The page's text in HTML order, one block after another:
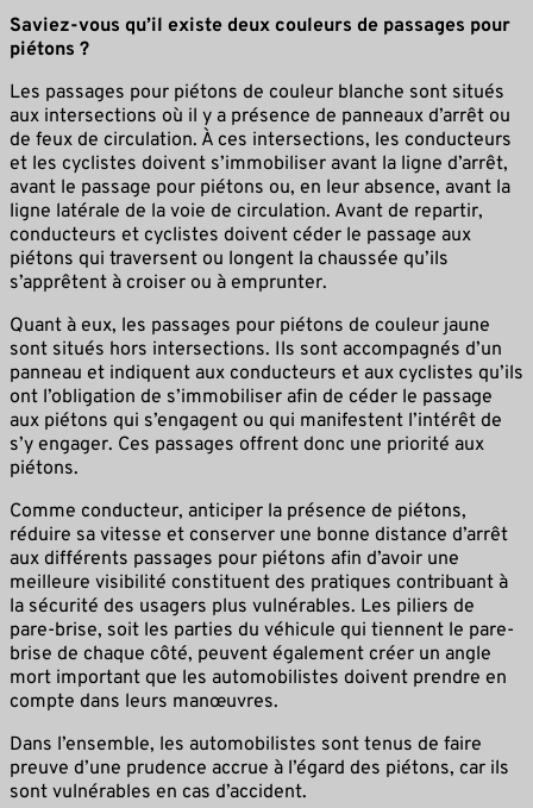
Saviez-vous qu’il existe deux couleurs de passages pour
piétons ?
Les passages pour piétons de couleur blanche sont situés
aux intersections où il y a présence de panneaux d’arrêt ou
de feux de circulation. À ces intersections, les conducteurs
et les cyclistes doivent s’immobiliser avant la ligne d’arrêt,
avant le passage pour piétons ou, en leur absence, avant la
ligne latérale de la voie de circulation. Avant de repartir,
conducteurs et cyclistes doivent céder le passage aux
piétons qui traversent ou longent la chaussée qu’ils
s’apprêtent à croiser ou à emprunter.
Quant à eux, les passages pour piétons de couleur jaune
sont situés hors intersections. Ils sont accompagnés d’un
panneau et indiquent aux conducteurs et aux cyclistes qu’ils
ont l’obligation de s’immobiliser afin de céder le passage
aux piétons qui s’engagent ou qui manifestent l’intérêt de
s’y engager. Ces passages offrent donc une priorité aux
piétons.
Comme conducteur, anticiper la présence de piétons,
réduire sa vitesse et conserver une bonne distance d’arrêt
aux différents passages pour piétons afin d’avoir une
meilleure visibilité constituent des pratiques contribuant à
la sécurité des usagers plus vulnérables. Les piliers de
pare-brise, soit les parties du véhicule qui tiennent le pare-
brise de chaque côté, peuvent également créer un angle
mort important que les automobilistes doivent prendre en
compte dans leurs manœuvres.
Dans l’ensemble, les automobilistes sont tenus de faire
preuve d’une prudence accrue à l’égard des piétons, car ils
sont vulnérables en cas d’accident.